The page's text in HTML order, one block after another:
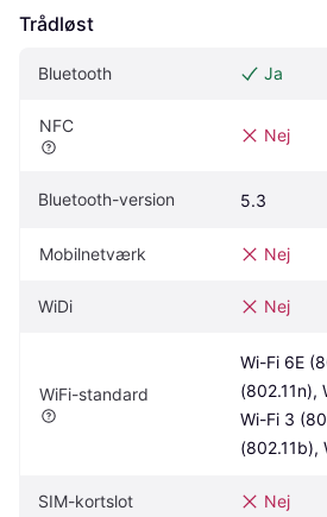
Trådløst
Bluetooth Ja
NFC Nej
Bluetooth-version 5.3
Mobilnetværk Nej
WiDi Nej
WiFi-standard
Wi-Fi 6E
(802.11n),
Wi-Fi 3
(802.11b),
SIM-kortslot Nej